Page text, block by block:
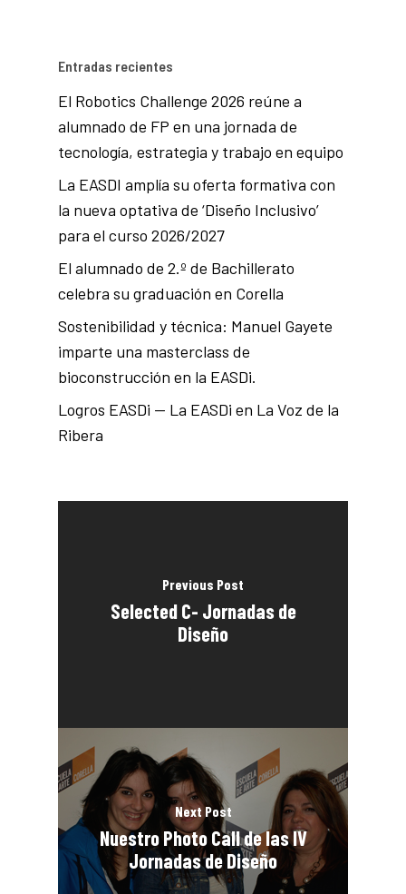
Entradas recientes
El Robotics Challenge 2026 reúne a
alumnado de FP en una jornada de
tecnología, estrategia y trabajo en equipo
La EASDI amplía su oferta formativa con
la nueva optativa de ‘Diseño Inclusivo’
para el curso 2026/2027
El alumnado de 2.º de Bachillerato
celebra su graduación en Corella
Sostenibilidad y técnica: Manuel Gayete
imparte una masterclass de
bioconstrucción en la EASDi.
Logros EASDi — La EASDi en La Voz de la
Ribera
Previous Post
Selected C- Jornadas de
Diseño
Next Post
Nuestro Photo Call de las IV
Jornadas de Diseño